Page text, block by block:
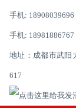
手机: 18908039696
手机: 18981886767
地址：成都市武阳
617